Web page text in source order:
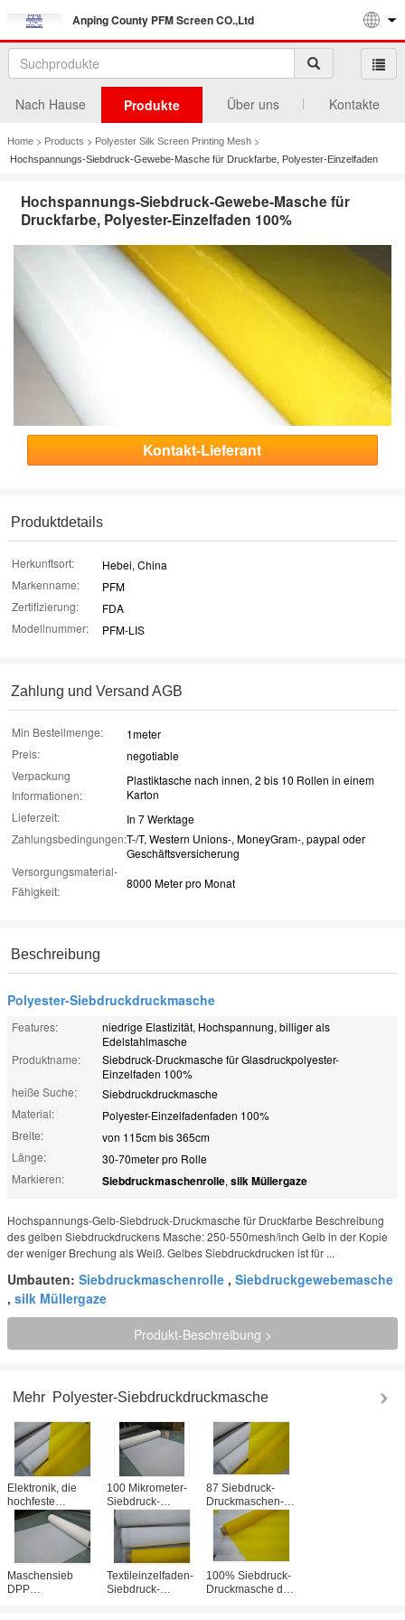
Anping County PFM Screen CO.,Ltd
Nach Hause Produkte Über uns Kontakte
Home > Products > Polyester Silk Screen Printing Mesh >
Hochspannungs-Siebdruck-Gewebe-Masche für Druckfarbe, Polyester-Einzelfaden
Hochspannungs-Siebdruck-Gewebe-Masche für
Druckfarbe, Polyester-Einzelfaden 100%
Kontakt-Lieferant
Produktdetails
Herkunftsort:
Hebei, China
Markenname:
PFM
Zertifizierung:
FDA
Modellnummer:
PFM-LIS
Zahlung und Versand AGB
Min Bestellmenge:
1meter
Preis:
negotiable
Verpackung
Informationen:
Plastiktasche nach innen, 2 bis 10 Rollen in einem
Karton
Lieferzeit:
In 7 Werktage
Zahlungsbedingungen:T-/T, Western Unions-, MoneyGram-, paypal oder
Geschäftsversicherung
Versorgungsmaterial-
Fähigkeit:
8000 Meter pro Monat
Beschreibung
Polyester-Siebdruckdruckmasche
Features:
niedrige Elastizität, Hochspannung, billiger als
Edelstahlmasche
Produktname:
Siebdruck-Druckmasche für Glasdruckpolyester-
Einzelfaden 100%
heiße Suche:
Siebdruckdruckmasche
Material:
Polyester-Einzelfadenfaden 100%
Breite:
von 115cm bis 365cm
Länge:
30-70meter pro Rolle
Markieren:
Siebdruckmaschenrolle, silk Müllergaze
Hochspannungs-Gelb-Siebdruck-Druckmasche für Druckfarbe Beschreibung
des gelben Siebdruckdruckens Masche: 250-550mesh/inch Gelb in der Kopie
der weniger Brechung als Weiß. Gelbes Siebdruckdrucken ist für ...
Umbauten: Siebdruckmaschenrolle , Siebdruckgewebemasche
, silk Müllergaze
Produkt-Beschreibung >
Mehr Polyester-Siebdruckdruckmasche
Elektronik, die
hochfeste
Müllergaze 110T -
40, 100%
Materialien druckt
100 Mikrometer-
Siebdruck-
Druckmasche für
Glas-/Zeichen-
hohe Präzision
87 Siebdruck-
Druckmaschen-
Rolle des Zoll-
140T 40
Mikrometer für
Gewebe/keramisch
Maschensieb
DPP
Textileinzelfaden-
Siebdruck-
100% Siebdruck-
Druckmasche des